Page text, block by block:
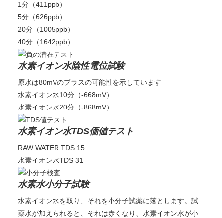
1分（411ppb）
5分（626ppb）
20分（1005ppb）
40分（1642ppb）
水素イオン水陰性電位試験
原水は80mVのプラスの可能性を示しています
水素イオン水10分（-668mV）
水素イオン水20分（-868mV）
水素イオン水TDS価値テスト
RAW WATER TDS 15
水素イオン水TDS 31
水素水小分子試験
水素イオン水を取り、それを小分子試薬に落とします。試
薬水が加えられると、それは赤くなり、水素イオン水が小